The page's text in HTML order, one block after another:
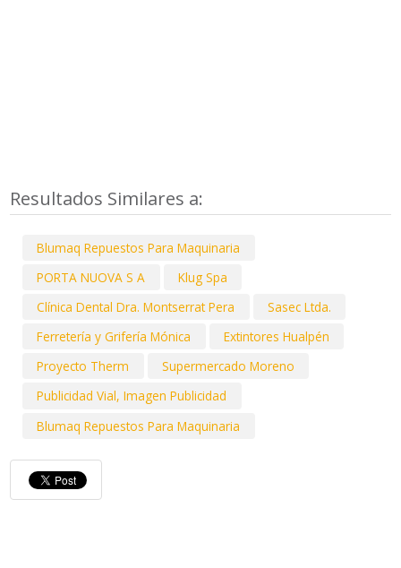
Resultados Similares a:
Blumaq Repuestos Para Maquinaria
PORTA NUOVA S A
Klug Spa
Clínica Dental Dra. Montserrat Pera
Sasec Ltda.
Ferretería y Grifería Mónica
Extintores Hualpén
Proyecto Therm
Supermercado Moreno
Publicidad Vial, Imagen Publicidad
Blumaq Repuestos Para Maquinaria